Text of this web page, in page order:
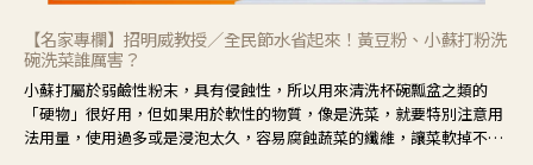
【名家專欄】招明威教授／全民節水省起來！黃豆粉、小蘇打粉洗
碗洗菜誰厲害？
小蘇打屬於弱鹼性粉末，具有侵蝕性，所以用來清洗杯碗瓢盆之類的
「硬物」很好用，但如果用於軟性的物質，像是洗菜，就要特別注意用
法用量，使用過多或是浸泡太久，容易腐蝕蔬菜的纖維，讓菜軟掉不清